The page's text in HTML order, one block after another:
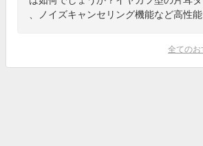
、ノイズキャンセリング機能など高性能
全てのお